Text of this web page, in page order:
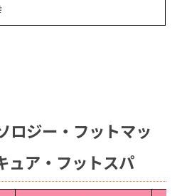
ロジー・フットマッ
ュア・フットスパ